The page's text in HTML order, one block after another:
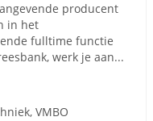
producent
in het
fulltime functie
werk je aan...
VMBO